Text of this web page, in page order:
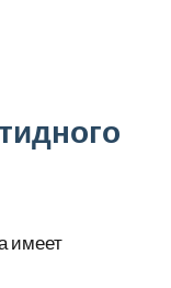
имеет